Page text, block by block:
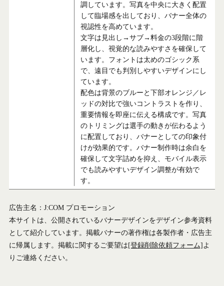
調しています。写真を中央に大きく配置
して臨場感を出しており、バナー全体の
視認性を高めています。
文字は見出し→サブ→料金の3段階に階
層化し、視覚的な読みやすさを確保して
います。フォントは太めのゴシック系
で、遠目でも判別しやすいデザインにし
ています。
配色は背景のブルーと下部オレンジ／レ
ッドの対比で強いコントラストを作り、
重要情報を即座に伝える構成です。写真
のトリミングは選手の動きが伝わるよう
に配置しており、バナーとしての印象付
けが効果的です。バナー制作時は余白を
確保して文字詰めを抑え、モバイル表示
でも読みやすいデザイン調整が有効で
す。
広告主名：J:COM プロモーション
本サイトは、公開されているバナーデザインをデザイン参考資料
として紹介しています。掲載バナーの著作権は各製作者・広告主
に帰属します。掲載に関するご要望は[登録削除依頼フォーム]よ
りご連絡ください。